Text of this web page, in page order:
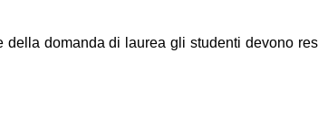
della domanda di laurea gli studenti devono